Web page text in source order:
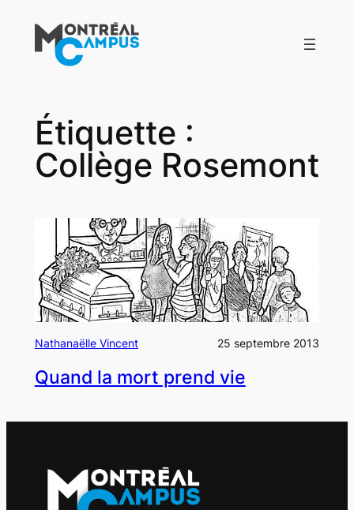
contenu
Étiquette :
Collège Rosemont
Nathanaëlle Vincent 25 septembre 2013
Quand la mort prend vie